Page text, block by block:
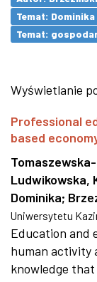
Temat:
Temat:
Wyświetlanie
Professional
based
Ludwikowska,
Dominika;
Uniwersytetu
Education and
human activity
knowledge